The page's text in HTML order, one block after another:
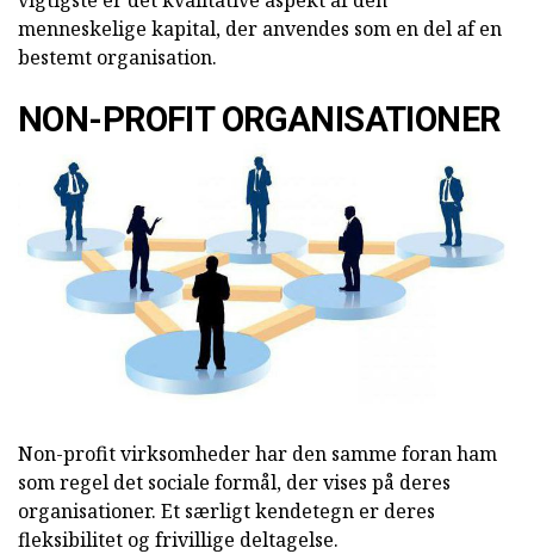
menneskelige kapital, der anvendes som en del af en
bestemt organisation.
NON-PROFIT ORGANISATIONER
Non-profit virksomheder har den samme foran ham
som regel det sociale formål, der vises på deres
organisationer. Et særligt kendetegn er deres
fleksibilitet og frivillige deltagelse.